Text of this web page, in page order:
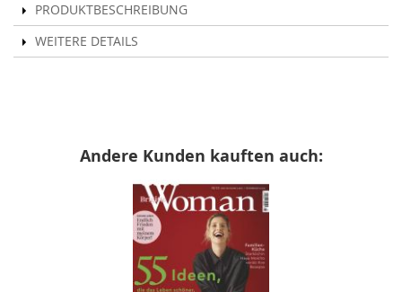
PRODUKTBESCHREIBUNG
WEITERE DETAILS
Andere Kunden kauften auch: